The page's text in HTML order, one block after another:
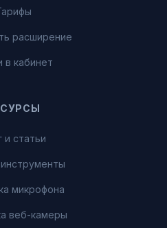
расширение
в кабинет
и статьи
микрофона
веб-камеры